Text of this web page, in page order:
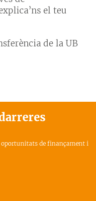
el teu
de la UB
de finançament i